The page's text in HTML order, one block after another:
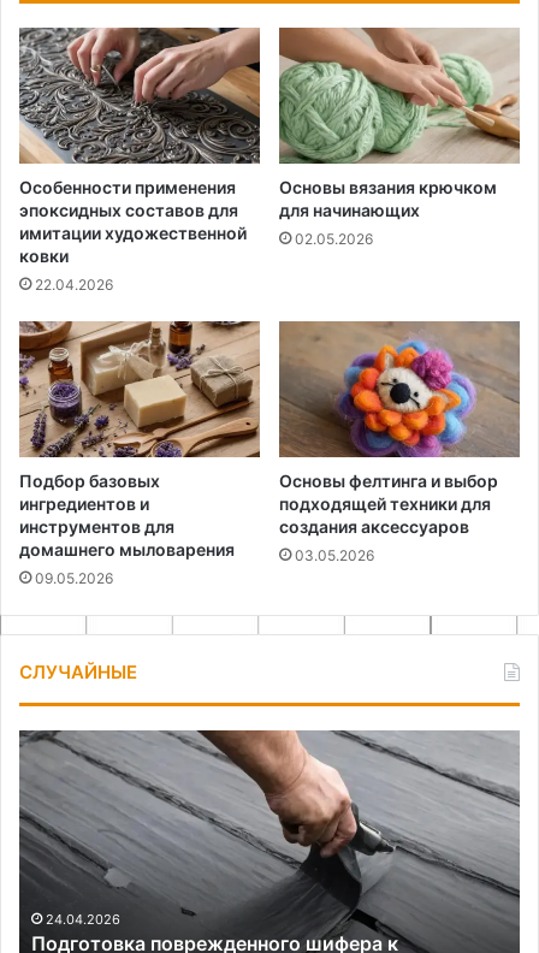
Особенности применения
эпоксидных составов для
имитации художественной
ковки
22.04.2026
Основы вязания крючком
для начинающих
02.05.2026
Подбор базовых
ингредиентов и
инструментов для
домашнего мыловарения
09.05.2026
Основы фелтинга и выбор
подходящей техники для
создания аксессуаров
03.05.2026
СЛУЧАЙНЫЕ
Подготовка
поврежденного
шифера
к
восстановительным
работам
24.04.2026
Подготовка поврежденного шифера к
и